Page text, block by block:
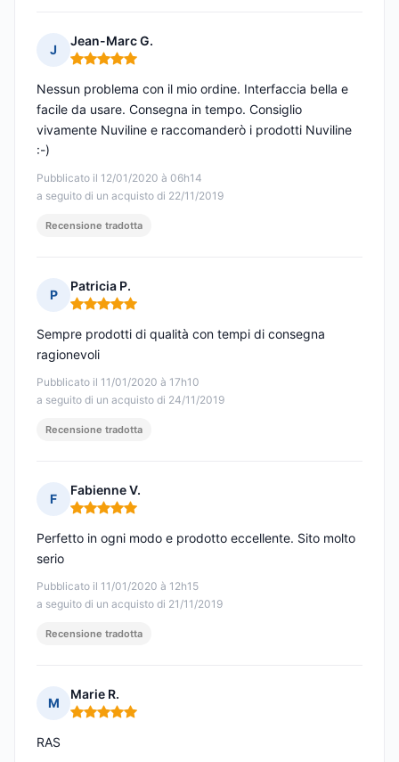
J
Jean-Marc G.
Nota: 5 su 5
Pubblicato il 12/01/2020 à 06h14
a seguito di un acquisto di 22/11/2019
Nessun problema con il mio ordine. Interfaccia bella e
facile da usare. Consegna in tempo. Consiglio
vivamente Nuviline e raccomanderò i prodotti Nuviline
:-)
Recensione tradotta
P
Patricia P.
Nota: 5 su 5
Pubblicato il 11/01/2020 à 17h10
a seguito di un acquisto di 24/11/2019
Sempre prodotti di qualità con tempi di consegna
ragionevoli
Recensione tradotta
F
Fabienne V.
Nota: 5 su 5
Pubblicato il 11/01/2020 à 12h15
a seguito di un acquisto di 21/11/2019
Perfetto in ogni modo e prodotto eccellente. Sito molto
serio
Recensione tradotta
M
Marie R.
Nota: 5 su 5
RAS